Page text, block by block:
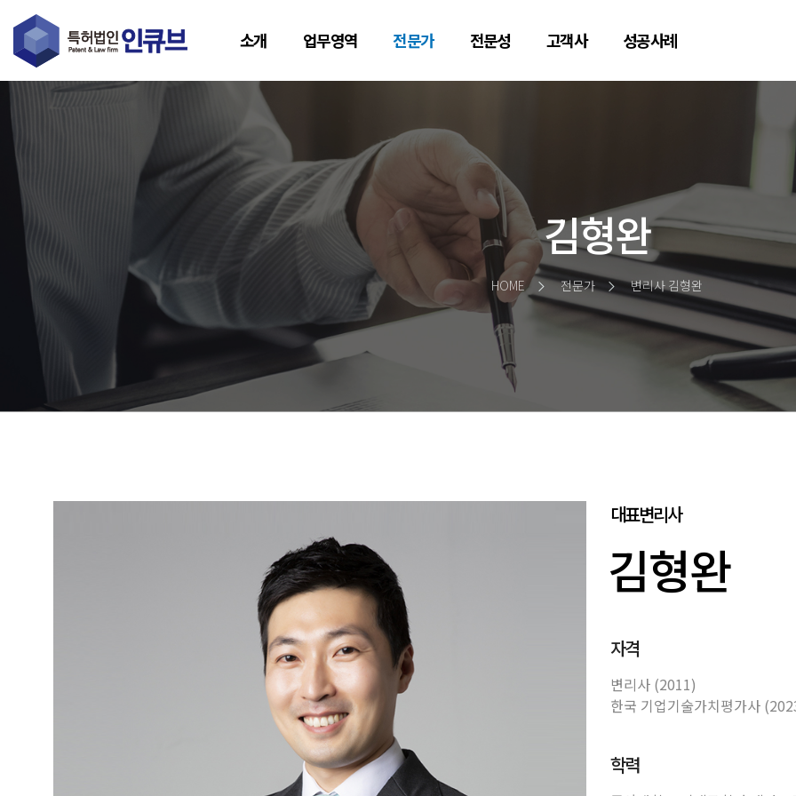
소개 업무영역 전문가 전문성 고객사 성공사례
김형완
HOME 전문가 변리사 김형완
대표변리사
김형완
자격
변리사 (2011)
한국 기업기술가치평가사
학력